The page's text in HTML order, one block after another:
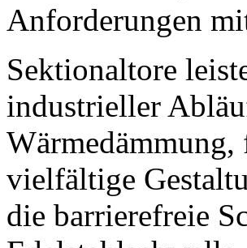
Anforderungen
Sektionaltore
industrieller
vielfältige
die barrierefreie